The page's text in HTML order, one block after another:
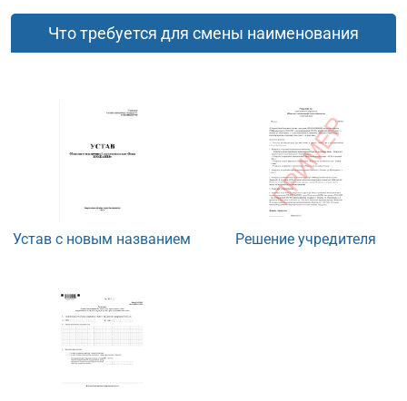
Что требуется для смены наименования
Устав с новым названием Решение учредителя